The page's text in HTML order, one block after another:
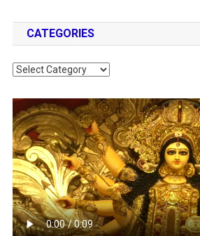
CATEGORIES
Categories